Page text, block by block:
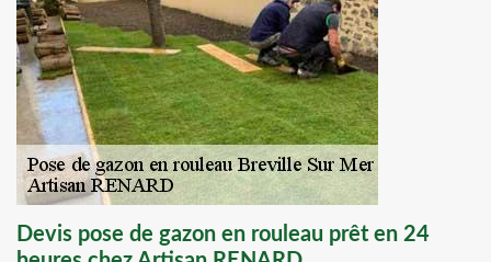
Devis pose de gazon en rouleau prêt en 24